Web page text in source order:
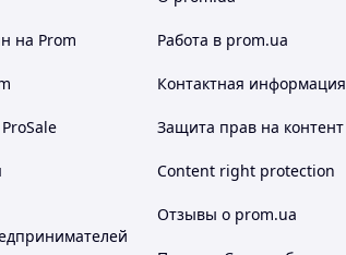
на Prom Работа в prom.ua
Контактная информация
Защита прав на контент
Content right protection
Отзывы о prom.ua